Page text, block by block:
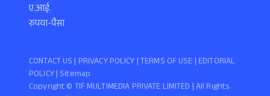
ए.आई.
रुपया-पैसा
Copyright ©️ TIF MULTIMEDIA PRIVATE LIMITED | All Rights
CONTACT US | PRIVACY POLICY |TERMS OF USE | EDITORIAL
POLICY| Sitemap